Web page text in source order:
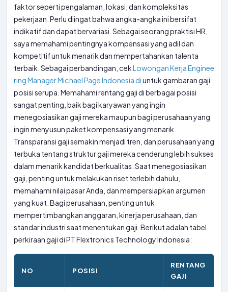
faktor seperti pengalaman, lokasi, dan kompleksitas
pekerjaan. Perlu diingat bahwa angka-angka ini bersifat
indikatif dan dapat bervariasi. Sebagai seorang praktisi HR,
saya memahami pentingnya kompensasi yang adil dan
kompetitif untuk menarik dan mempertahankan talenta
terbaik. Sebagai perbandingan, cekLowongan Kerja Enginee
ring Manager Michael Page Indonesia diuntuk gambaran gaji
posisi serupa. Memahami rentang gaji di berbagai posisi
sangat penting, baik bagi karyawan yang ingin
menegosiasikan gaji mereka maupun bagi perusahaan yang
ingin menyusun paket kompensasi yang menarik.
Transparansi gaji semakin menjadi tren, dan perusahaan yang
terbuka tentang struktur gaji mereka cenderung lebih sukses
dalam menarik kandidat berkualitas. Saat menegosiasikan
gaji, penting untuk melakukan riset terlebih dahulu,
memahami nilai pasar Anda, dan mempersiapkan argumen
yang kuat. Bagi perusahaan, penting untuk
mempertimbangkan anggaran, kinerja perusahaan, dan
standar industri saat menentukan gaji. Berikut adalah tabel
perkiraan gaji di PT Flextronics Technology Indonesia:
NO POSISI
RENTANG
GAJI